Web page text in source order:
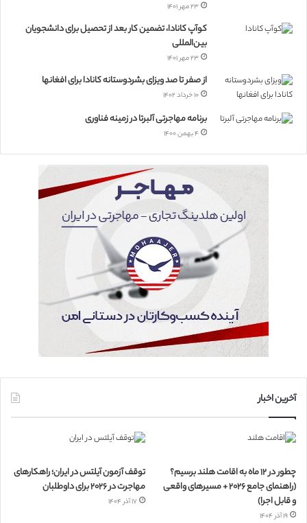
۲۳ مهر ۱۴۰۱
کوآپ کانادا، تضمین کار بعد از تحصیل برای دانشجویان
بین‌المللی
۲۳ مهر ۱۴۰۱
از صفر تا صد ویزای بشردوستانه کانادا برای افغانها
۱۰ خرداد ۱۴۰۲
برنامه مهاجرتی آلبرتا در زمینه فناوری
۴ بهمن ۱۴۰۰
آخرین اخبار
چطور در ۱۲ ماه به اقامت هلند برسیم؟
(راهنمای جامع ۲۰۲۶ + مسیرهای واقعی
و قابل اجرا)
۱۹ آذر ۱۴۰۴
توقف آزمون آیلتس در ایران؛ راهکارهای
مهاجرت در ۲۰۲۶ برای داوطلبان
۱۷ آذر ۱۴۰۴